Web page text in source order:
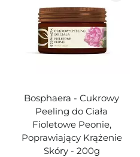
Bosphaera - Cukrowy
Peeling do Ciała
Fioletowe Peonie,
Poprawiający Krążenie
Skóry - 200g